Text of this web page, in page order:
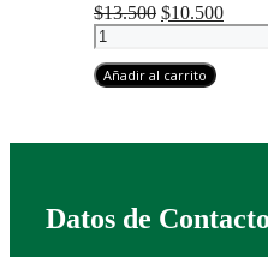
$13.500 El
precio
era:
$10.500El
precio
Caja
Regalo
Rectangular
cantidad
Añadir al carrito
Datos de Contacto